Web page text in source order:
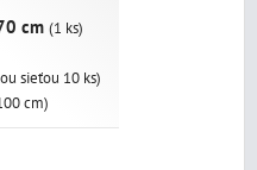
cm(1 ks)
sieťou 10 ks)
cm)